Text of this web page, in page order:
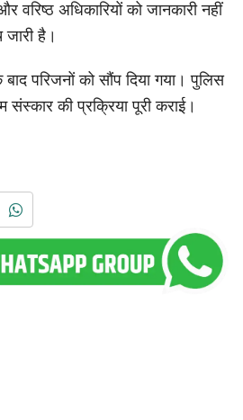
वरिष्ठ अधिकारियों को जानकारी नहीं
जारी है।
बाद परिजनों को सौंप दिया गया। पुलिस
संस्कार की प्रक्रिया पूरी कराई।